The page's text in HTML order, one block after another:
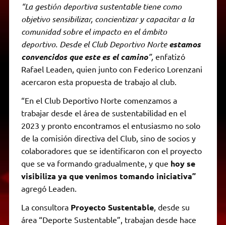
“La gestión deportiva sustentable tiene como
objetivo sensibilizar, concientizar y capacitar a la
comunidad sobre el impacto en el ámbito
deportivo. Desde el Club Deportivo Norteestamos
convencidos que este es el camino”, enfatizó
Rafael Leaden, quien junto con Federico Lorenzani
acercaron esta propuesta de trabajo al club.
“En el Club Deportivo Norte comenzamos a
trabajar desde el área de sustentabilidad en el
2023 y pronto encontramos el entusiasmo no solo
de la comisión directiva del Club, sino de socios y
colaboradores que se identificaron con el proyecto
que se va formando gradualmente, y que hoy se
visibiliza ya que venimos tomando iniciativa”
agregó Leaden.
La consultora Proyecto Sustentable, desde su
área “Deporte Sustentable”, trabajan desde hace